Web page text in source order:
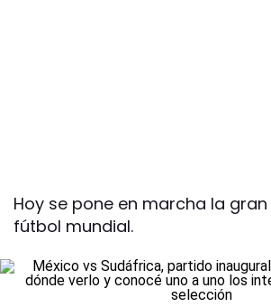
Hoy se pone en marcha la
fútbol mundial.